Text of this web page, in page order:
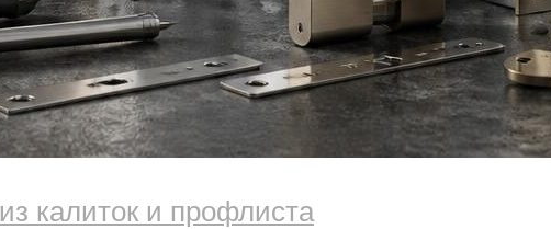
из калиток и профлиста